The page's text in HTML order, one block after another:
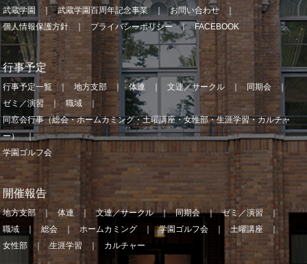
武蔵学園
武蔵学園百周年記念事業
お問い合わせ
個人情報保護方針
プライバシーポリシー FACEBOOK
行事予定
行事予定一覧 地方支部 体連 文連／サークル
同期会
ゼミ／演習
職域
同窓会行事（総会・ホームカミング・土曜講座・女性部・生涯学習・カルチャ
ー）
学園ゴルフ会
開催報告
地方支部 体連 文連／サークル 同期会
ゼミ／演習
職域
総会 ホームカミング 学園ゴルフ会
土曜講座
女性部
生涯学習 カルチャー